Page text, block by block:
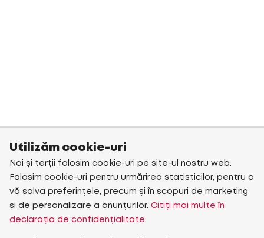
Utilizăm cookie-uri
Noi și terții folosim cookie-uri pe site-ul nostru web.
Folosim cookie-uri pentru urmărirea statisticilor, pentru a
vă salva preferințele, precum și în scopuri de marketing
și de personalizare a anunțurilor. Citiți mai multe în
declarația de confidențialitate